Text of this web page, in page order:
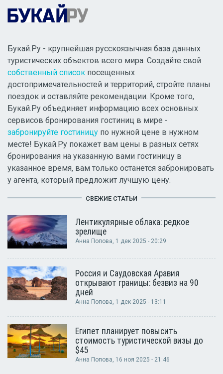
Букай.Ру - крупнейшая русскоязычная база данных
туристических объектов всего мира. Создайте свой
собственный список посещенных
достопримечательностей и территорий, стройте планы
поездок и оставляйте рекомендации. Кроме того,
Букай.Ру объединяет информацию всех основных
сервисов бронирования гостиниц в мире -
забронируйте гостиницу по нужной цене в нужном
месте! Букай.Ру покажет вам цены в разных сетях
бронирования на указанную вами гостиницу в
указанное время, вам только останется забронировать
у агента, который предложит лучшую цену.
СВЕЖИЕ СТАТЬИ
Лентикулярные облака: редкое
зрелище
Анна Попова , 1 дек 2025 - 20:29
Россия и Саудовская Аравия
открывают границы: безвиз на 90
дней
Анна Попова, 1 дек 2025 - 13:11
Египет планирует повысить
стоимость туристической визы до
$45
Анна Попова, 16 ноя 2025 - 21:46